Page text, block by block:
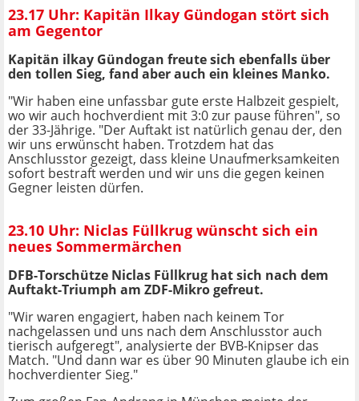
23.17 Uhr: Kapitän Ilkay Gündogan stört sich
am Gegentor
Kapitän ilkay Gündogan freute sich ebenfalls über
den tollen Sieg, fand aber auch ein kleines Manko.
"Wir haben eine unfassbar gute erste Halbzeit gespielt,
wo wir auch hochverdient mit 3:0 zur pause führen", so
der 33-Jährige. "Der Auftakt ist natürlich genau der, den
wir uns erwünscht haben. Trotzdem hat das
Anschlusstor gezeigt, dass kleine Unaufmerksamkeiten
sofort bestraft werden und wir uns die gegen keinen
Gegner leisten dürfen.
23.10 Uhr: Niclas Füllkrug wünscht sich ein
neues Sommermärchen
DFB-Torschütze Niclas Füllkrug hat sich nach dem
Auftakt-Triumph am ZDF-Mikro gefreut.
"Wir waren engagiert, haben nach keinem Tor
nachgelassen und uns nach dem Anschlusstor auch
tierisch aufgeregt", analysierte der BVB-Knipser das
Match. "Und dann war es über 90 Minuten glaube ich ein
hochverdienter Sieg."